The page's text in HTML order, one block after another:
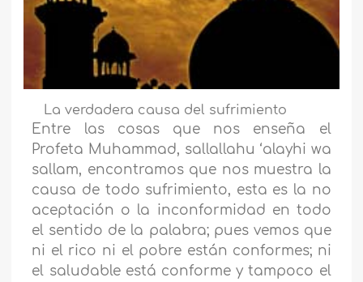
La verdadera causa del sufrimiento
Entre las cosas que nos enseña el
Profeta Muhammad, sallallahu ‘alayhi wa
sallam, encontramos que nos muestra la
causa de todo sufrimiento, esta es la no
aceptación o la inconformidad en todo
el sentido de la palabra; pues vemos que
ni el rico ni el pobre están conformes; ni
el saludable está conforme y tampoco el